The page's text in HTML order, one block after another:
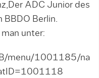
ADC Junior des
BBDO Berlin.
unter:
menu/1001185/na